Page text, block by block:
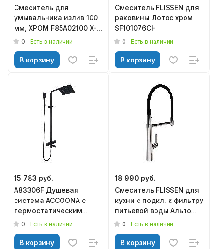
Смеситель для
умывальника излив 100
мм, ХРОМ F85A02100 X-
Joy AM.PM
0 Есть в наличии
В корзину
Смеситель FLISSEN для
раковины Лотос хром
SF101076CH
0 Есть в наличии
В корзину
15 783 руб.
A83306F Душевая
система ACCOONA с
термостатическим
смесителем и
латунь/черный (5)
0 Есть в наличии
В корзину
18 990 руб.
Смеситель FLISSEN для
кухни с подкл. к фильтру
питьевой воды Альто
хром SF278063CH
0 Есть в наличии
В корзину